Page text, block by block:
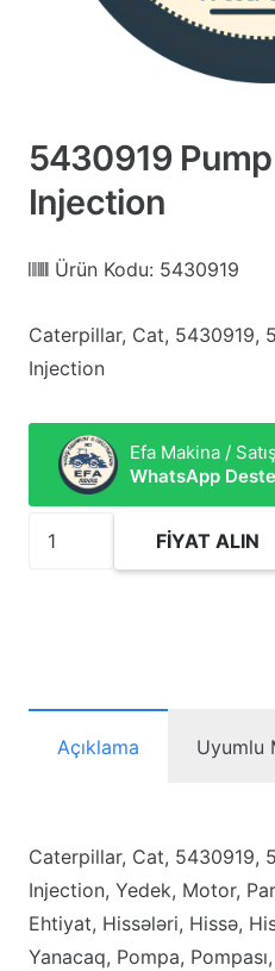
5430919
Injection
Ürün Kodu: 5430919
Caterpillar, Cat, 5430919,
Injection
Efa Makina /
WhatsApp
5430919
FIYAT ALIN
Açıklama Uyumlu
Caterpillar, Cat, 5430919,
Injection, Yedek, Motor,
Ehtiyat, Hissələri, Hissə,
Yanacaq, Pompa,